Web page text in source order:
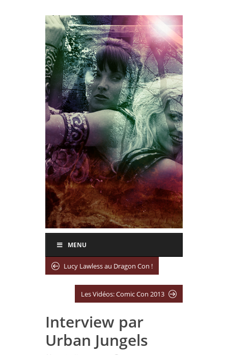
MENU
Lucy Lawless au Dragon Con !
Les Vidéos: Comic Con 2013
Interview par
Urban Jungels